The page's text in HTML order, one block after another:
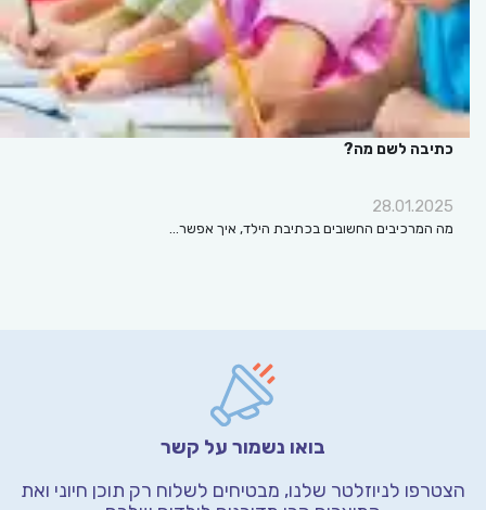
כתיבה לשם מה?
28.01.2025
מה המרכיבים החשובים בכתיבת הילד, איך אפשר…
בואו נשמור על קשר
הצטרפו לניוזלטר שלנו, מבטיחים לשלוח רק תוכן חיוני ואת